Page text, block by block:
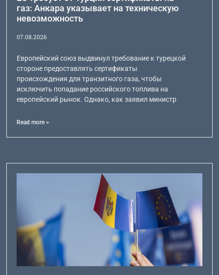
газ: Анкара указывает на техническую
невозможность
07.08.2026
Европейский союз выдвинул требование к турецкой
стороне предоставлять сертификаты
происхождения для транзитного газа, чтобы
исключить попадание российского топлива на
европейский рынок. Однако, как заявил министр
Read more >